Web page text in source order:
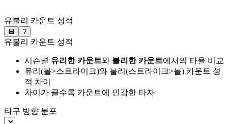
유불리 카운트 성적
💾 ?
유불리 카운트 성적
시즌별 유리한 카운트와 불리한 카운트에서의 타율 비교
유리(볼>스트라이크)와 불리(스트라이크>볼) 카운트 성
적 차이
차이가 클수록 카운트에 민감한 타자
타구 방향 분포